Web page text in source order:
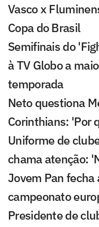
Vasco x
Copa do Brasil
Semifinais do
à TV Globo a
temporada
Neto questiona
Corinthians: 'Por
Uniforme de
chama atenção:
Jovem Pan
campeonato
Presidente de